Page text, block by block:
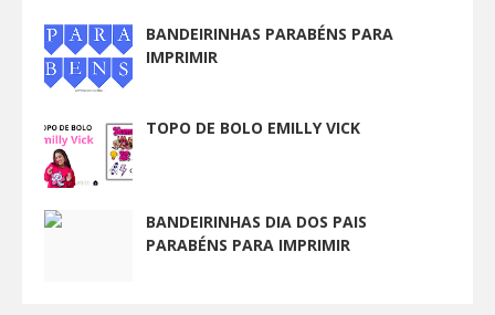
BANDEIRINHAS PARABÉNS PARA
IMPRIMIR
TOPO DE BOLO EMILLY VICK
BANDEIRINHAS DIA DOS PAIS
PARABÉNS PARA IMPRIMIR